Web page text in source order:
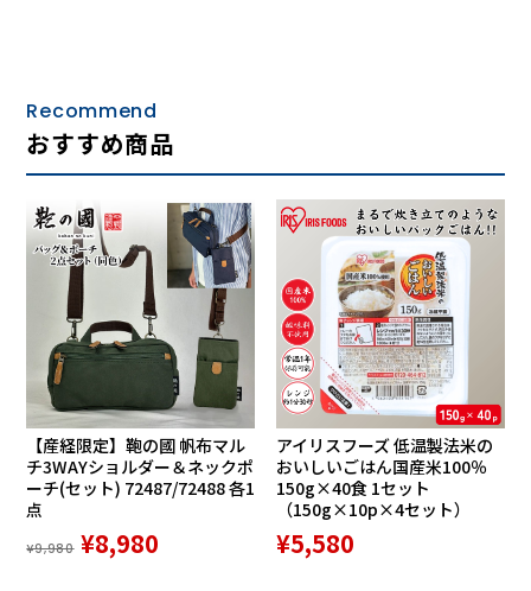
Recommend
おすすめ商品
【産経限定】鞄の國 帆布マル
チ3WAYショルダー＆ネックポ
ーチ(セット) 72487/72488 各1
点
¥9,980 ¥8,980
アイリスフーズ 低温製法米の
おいしいごはん国産米100％
150g×40食 1セット
（150g×10p×4セット）
¥5,580